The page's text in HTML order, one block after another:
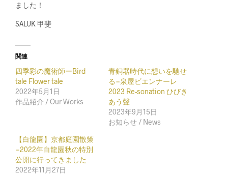
ました！
SALUK 甲斐
関連
四季彩の魔術師ーBird
tale Flower tale
2022年5月1日
作品紹介 / Our Works
青銅器時代に想いを馳せ
る−泉屋ビエンナーレ
2023 Re-sonation ひびき
あう聲
2023年9月15日
お知らせ / News
【白龍園】京都庭園散策
−2022年白龍園秋の特別
公開に行ってきました
2022年11月27日